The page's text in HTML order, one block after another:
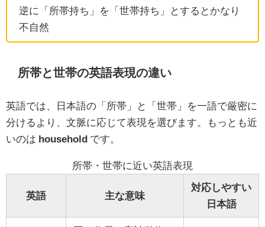
逆に「所帯持ち」を「世帯持ち」とするとかなり
不自然
所帯と世帯の英語表現の違い
英語では、日本語の「所帯」と「世帯」を一語で厳密に
分けるより、文脈に応じて表現を選びます。もっとも近
いのは household です。
所帯・世帯に近い英語表現
英語 主な意味
対応しやすい
日本語